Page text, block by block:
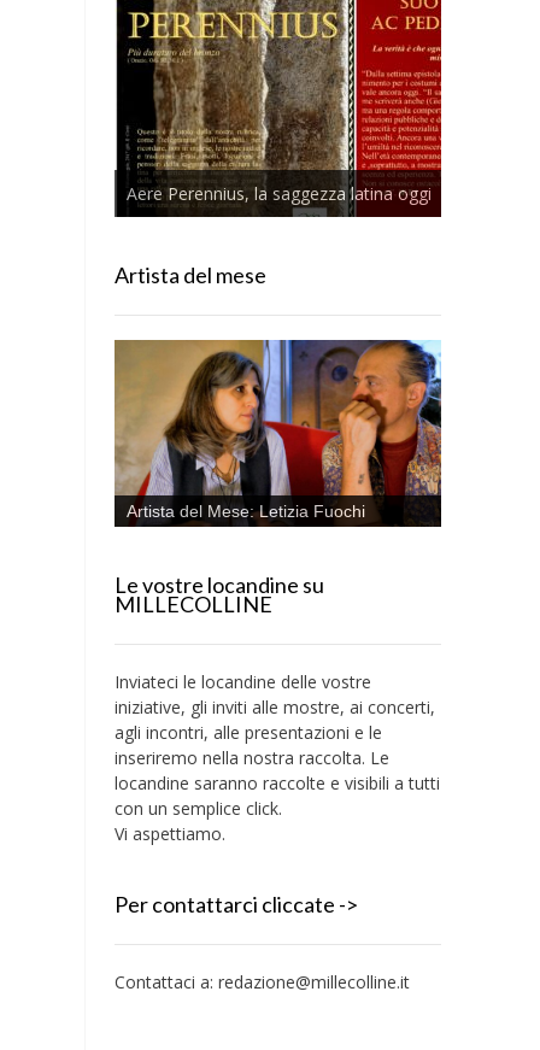
Aere Perennius, la saggezza latina oggi
Artista del mese
Artista del Mese: Letizia Fuochi
Le vostre locandine su
MILLECOLLINE
Inviateci le locandine delle vostre
iniziative, gli inviti alle mostre, ai concerti,
agli incontri, alle presentazioni e le
inseriremo nella nostra raccolta. Le
locandine saranno raccolte e visibili a tutti
con un semplice click.
Vi aspettiamo.
Per contattarci cliccate ->
Contattaci a: redazione@millecolline.it